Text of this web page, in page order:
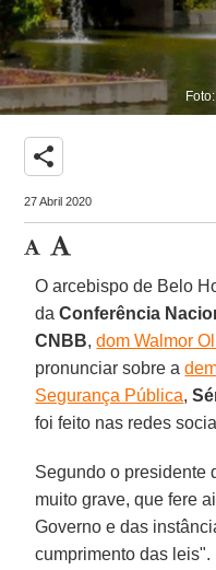
share
27 Abril 2020
O arcebispo de Belo
daConferência
CNBB,dom Walmor
pronunciar sobre a
Segurança Pública,
foi feito nas redes
Segundo o presidente
muito grave, que fere
Governo e das
cumprimento das leis".